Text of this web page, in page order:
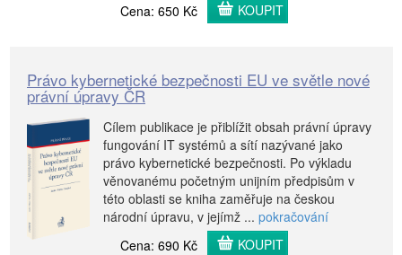
Cena: 650 Kč KOUPIT
Právo kybernetické bezpečnosti EU ve světle nové
právní úpravy ČR
Cílem publikace je přiblížit obsah právní úpravy
fungování IT systémů a sítí nazývané jako
právo kybernetické bezpečnosti. Po výkladu
věnovanému početným unijním předpisům v
této oblasti se kniha zaměřuje na českou
národní úpravu, v jejímž ... pokračování
Cena: 690 Kč
KOUPIT